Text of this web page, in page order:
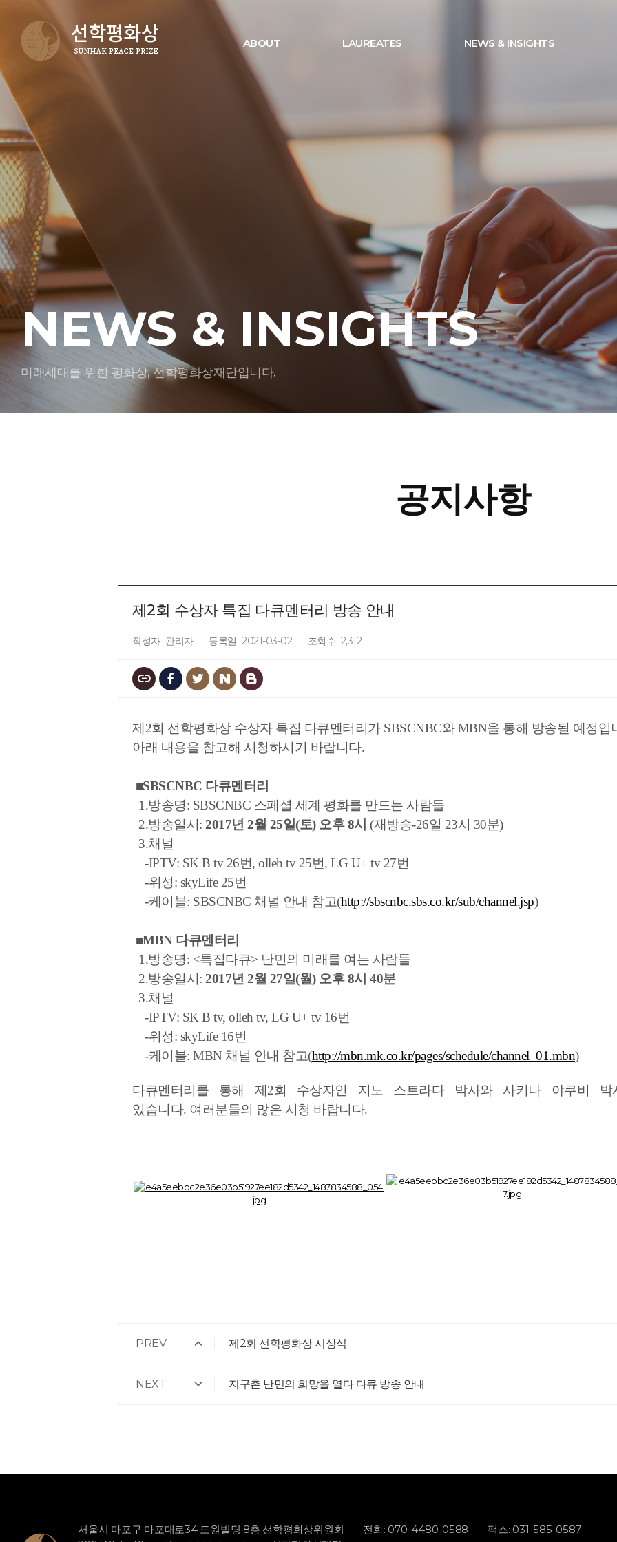
ABOUT LAUREATES NEWS & INSIGHTS
NEWS & INSIGHTS
미래세대를 위한 평화상, 선학평화상재단입니다.
공지사항
제2회 수상자 특집 다큐멘터리 방송 안내
작성자 관리자 등록일 2021-03-02 조회수 2,312
제2회 선학평화상 수상자 특집 다큐멘터리가 SBSCNBC와 MBN을 통해 방송될 예정입
아래 내용을 참고해 시청하시기 바랍니다.
■SBSCNBC 다큐멘터리
1.방송명: SBSCNBC 스페셜 세계 평화를 만드는 사람들
2.방송일시: 2017년 2월 25일(토) 오후 8시 (재방송-26일 23시 30분)
3.채널
-IPTV: SK B tv 26번, olleh tv 25번, LG U+ tv 27번
-위성: skyLife 25번
-케이블: SBSCNBC 채널 안내 참고(http://sbscnbc.sbs.co.kr/sub/channel.jsp)
■MBN 다큐멘터리
1.방송명: <특집다큐> 난민의 미래를 여는 사람들
2.방송일시: 2017년 2월 27일(월) 오후 8시 40분
3.채널
-IPTV: SK B tv, olleh tv, LG U+ tv 16번
-위성: skyLife 16번
-케이블: MBN 채널 안내 참고(http://mbn.mk.co.kr/pages/schedule/channel_01.mbn)
다큐멘터리를 통해 제2회 수상자인 지노 스트라다 박사와 사키나 야쿠비
있습니다. 여러분들의 많은 시청 바랍니다.
PREV 제2회 선학평화상 시상식
NEXT 지구촌 난민의 희망을 열다 다큐 방송 안내
서울시 마포구 마포대로34 도원빌딩 8층 선학평화상위원회
전화: 070-4480-0588 팩스: 031-585-0587